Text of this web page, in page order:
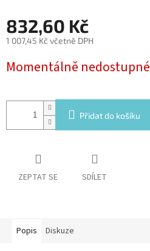
832,60 Kč
1 007,45 Kč včetně DPH
cena:
Momentálně nedostupné
Přidat do košíku
ZEPTAT SE SDÍLET
Popis Diskuze